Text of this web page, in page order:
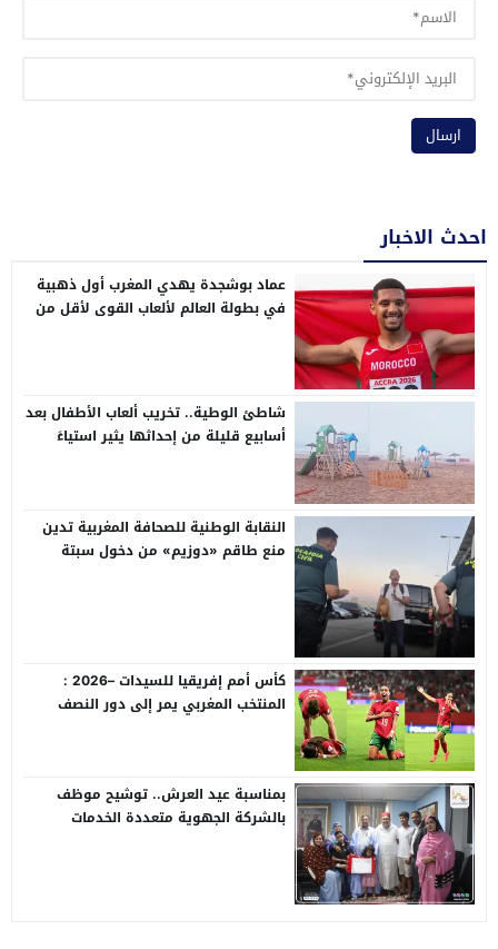
احدث الاخبار
عماد بوشجدة يهدي المغرب أول ذهبية
في بطولة العالم لألعاب القوى لأقل من
شاطئ الوطية.. تخريب ألعاب الأطفال بعد
أسابيع قليلة من إحداثها يثير استياءً
النقابة الوطنية للصحافة المغربية تدين
منع طاقم «دوزيم» من دخول سبتة
كأس أمم إفريقيا للسيدات –2026 :
المنتخب المغربي يمر إلى دور النصف
بمناسبة عيد العرش.. توشيح موظف
بالشركة الجهوية متعددة الخدمات